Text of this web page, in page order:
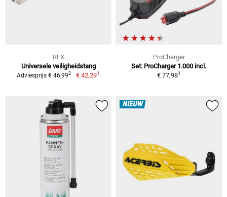
RFX
Universele veiligheidstang
Adviesprijs € 46,992 € 42,291
ProCharger
Set: ProCharger 1.000 incl.
€ 77,981
NIEUW